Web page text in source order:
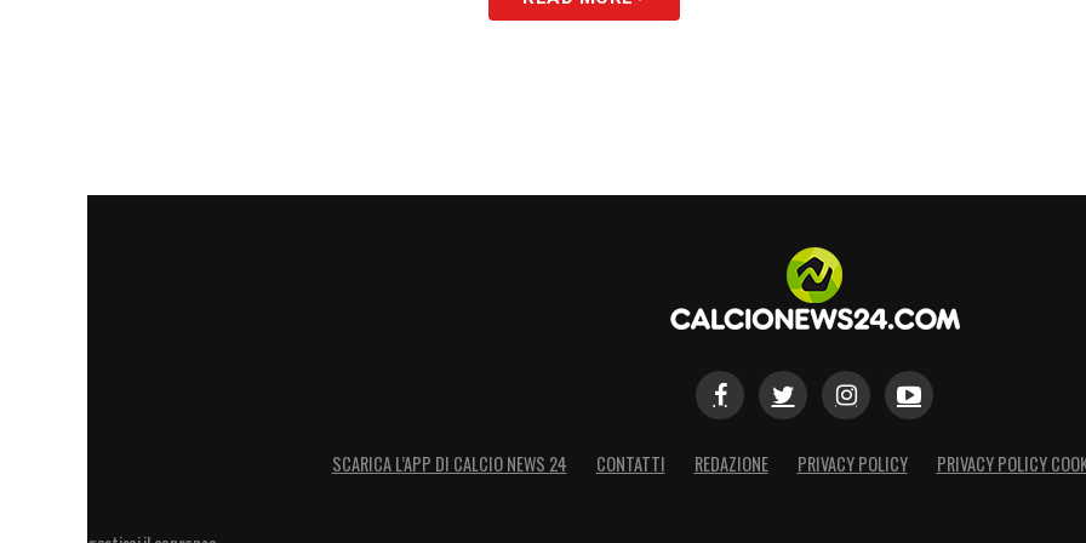
SCARICA L’APP DI CALCIO NEWS 24 CONTATTI REDAZIONE PRIVACY POLICY PRIVACY POLICY